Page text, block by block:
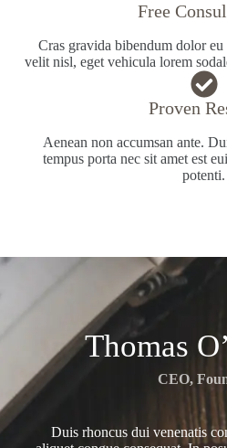
Free
Cras gravida bibendum dolor
velit nisl, eget vehicula lorem
Proven
Aenean non accumsan ante.
tempus porta nec sit amet est
potenti.
Thomas
CEO,
Duis rhoncus dui venenatis